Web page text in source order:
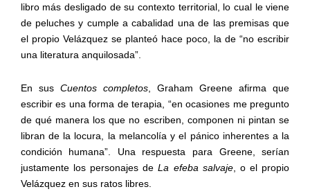
libro más desligado de su contexto territorial, lo cual le viene
de peluches y cumple a cabalidad una de las premisas que
el propio Velázquez se planteó hace poco, la de “no escribir
una literatura anquilosada”.
En sus Cuentos completos, Graham Greene afirma que
escribir es una forma de terapia, “en ocasiones me pregunto
de qué manera los que no escriben, componen ni pintan se
libran de la locura, la melancolía y el pánico inherentes a la
condición humana”. Una respuesta para Greene, serían
justamente los personajes deLa efeba salvaje, o el propio
Velázquez en sus ratos libres.